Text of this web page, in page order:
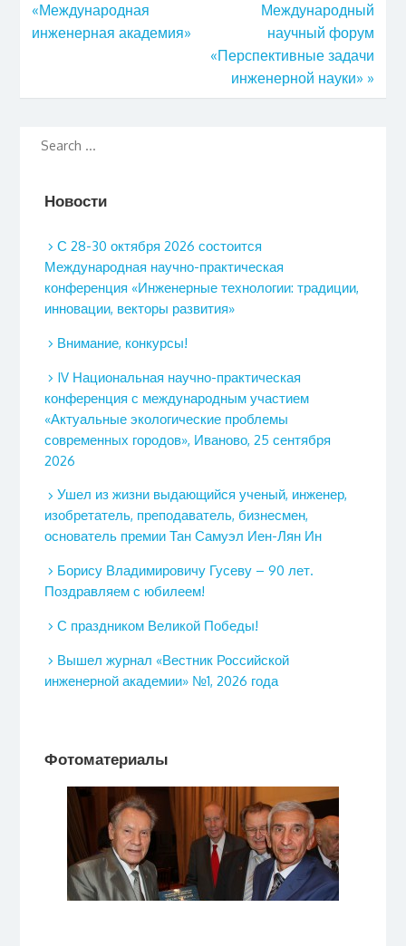
«Международная
инженерная академия»
Международный
научный форум
«Перспективные задачи
инженерной науки» »
Новости
С 28-30 октября 2026 состоится
Международная научно-практическая
конференция «Инженерные технологии: традиции,
инновации, векторы развития»
Внимание, конкурсы!
IV Национальная научно-практическая
конференция с международным участием
«Актуальные экологические проблемы
современных городов», Иваново, 25 сентября
2026
Ушел из жизни выдающийся ученый, инженер,
изобретатель, преподаватель, бизнесмен,
основатель премии Тан Самуэл Иен-Лян Ин
Борису Владимировичу Гусеву – 90 лет.
Поздравляем с юбилеем!
С праздником Великой Победы!
Вышел журнал «Вестник Российской
инженерной академии» №1, 2026 года
Фотоматериалы